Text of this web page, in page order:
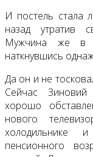
И постель стала
назад утратив
Мужчина же в
наткнувшись
Да он и не
Сейчас
хорошо
нового
холодильнике
пенсионного